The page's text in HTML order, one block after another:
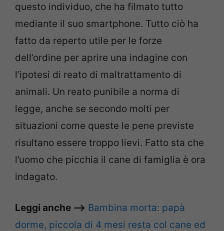
questo individuo, che ha filmato tutto
mediante il suo smartphone. Tutto ciò ha
fatto da reperto utile per le forze
dell’ordine per aprire una indagine con
l’ipotesi di reato di maltrattamento di
animali. Un reato punibile a norma di
legge, anche se secondo molti per
situazioni come queste le pene previste
risultano essere troppo lievi. Fatto sta che
l’uomo che picchia il cane di famiglia è ora
indagato.
Leggi anche –> Bambina morta: papà
dorme, piccola di 4 mesi resta col cane ed